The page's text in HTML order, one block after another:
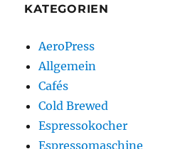
KATEGORIEN
AeroPress
Allgemein
Cafés
Cold Brewed
Espressokocher
Espressomaschine